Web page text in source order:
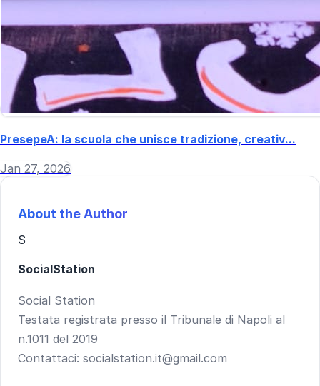
PresepeA: la scuola che unisce tradizione, creativ...
Jan 27, 2026
About the Author
S
SocialStation
Social Station
Testata registrata presso il Tribunale di Napoli al
n.1011 del 2019
Contattaci: socialstation.it@gmail.com